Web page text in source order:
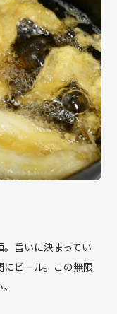
旨いに決まってい
ビール。この無限